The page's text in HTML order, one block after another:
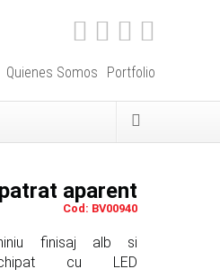
Quienes Somos Portfolio
aparent
Cod: BV00940
finisaj alb si
cu LED